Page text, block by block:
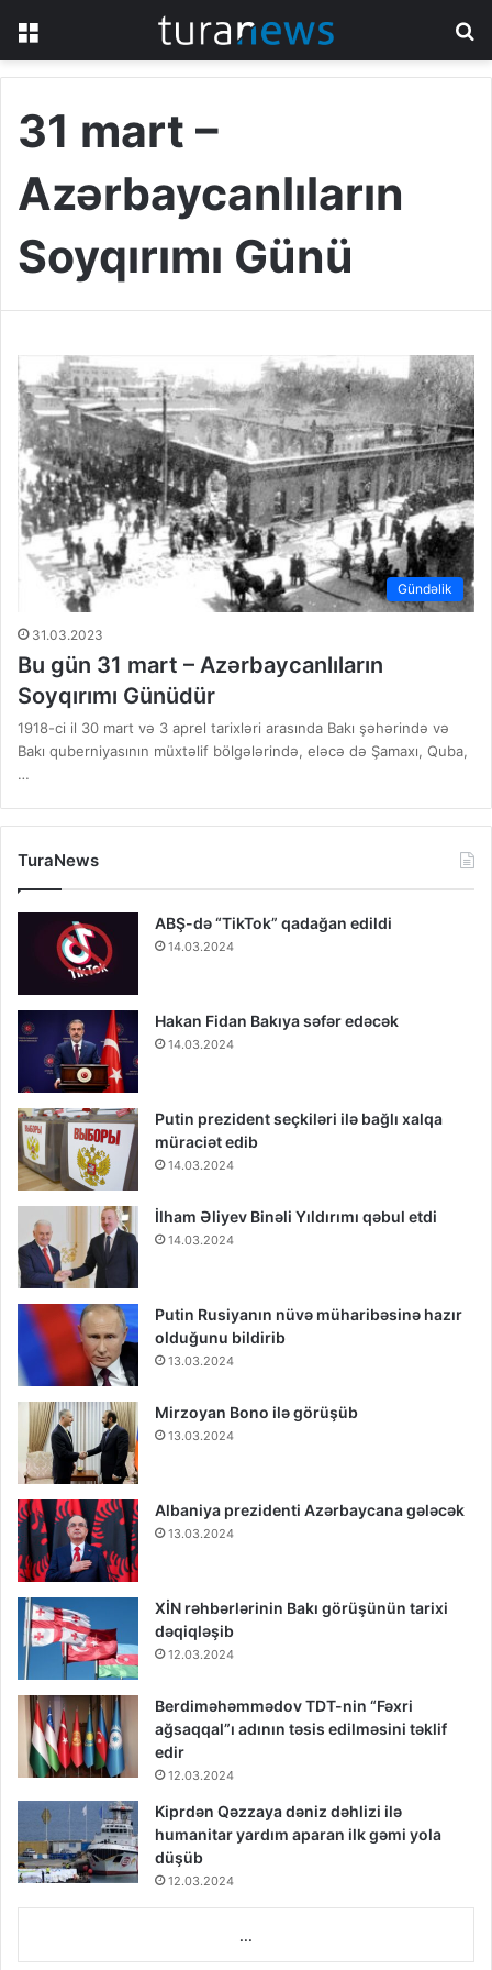
31 mart –
Azərbaycanlıların
Soyqırımı Günü
Gündəlik
31.03.2023
Bu gün 31 mart – Azərbaycanlıların
Soyqırımı Günüdür
1918-ci il 30 mart və 3 aprel tarixləri arasında Bakı şəhərində və
Bakı quberniyasının müxtəlif bölgələrində, eləcə də Şamaxı, Quba,
…
TuraNews
ABŞ-də “TikTok” qadağan edildi
14.03.2024
Hakan Fidan Bakıya səfər edəcək
14.03.2024
Putin prezident seçkiləri ilə bağlı xalqa
müraciət edib
14.03.2024
İlham Əliyev Binəli Yıldırımı qəbul etdi
14.03.2024
Putin Rusiyanın nüvə müharibəsinə hazır
olduğunu bildirib
13.03.2024
Mirzoyan Bono ilə görüşüb
13.03.2024
Albaniya prezidenti Azərbaycana gələcək
13.03.2024
XİN rəhbərlərinin Bakı görüşünün tarixi
dəqiqləşib
12.03.2024
Berdiməhəmmədov TDT-nin “Fəxri
ağsaqqal”ı adının təsis edilməsini təklif
edir
12.03.2024
Kiprdən Qəzzaya dəniz dəhlizi ilə
humanitar yardım aparan ilk gəmi yola
düşüb
12.03.2024
...